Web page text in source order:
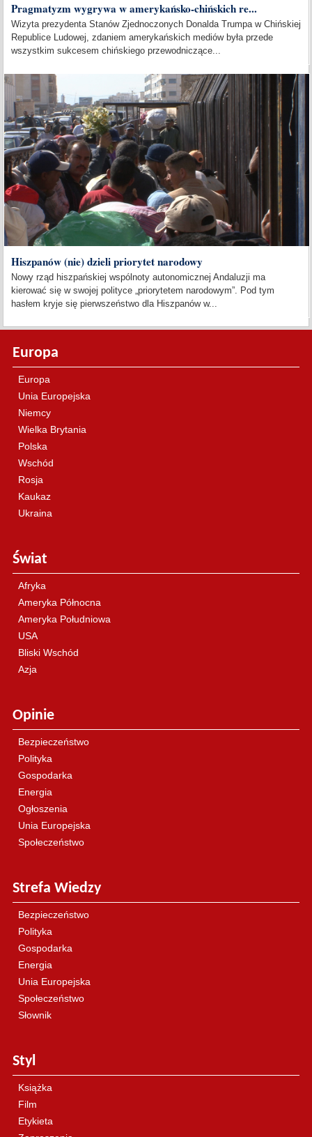
Pragmatyzm wygrywa w amerykańsko-chińskich re...
Wizyta prezydenta Stanów Zjednoczonych Donalda Trumpa w Chińskiej
Republice Ludowej, zdaniem amerykańskich mediów była przede
wszystkim sukcesem chińskiego przewodniczące...
Hiszpanów (nie) dzieli priorytet narodowy
Nowy rząd hiszpańskiej wspólnoty autonomicznej Andaluzji ma
kierować się w swojej polityce „priorytetem narodowym”. Pod tym
hasłem kryje się pierwszeństwo dla Hiszpanów w...
Europa
Europa
Unia Europejska
Niemcy
Wielka Brytania
Polska
Wschód
Rosja
Kaukaz
Ukraina
Świat
Afryka
Ameryka Północna
Ameryka Południowa
USA
Bliski Wschód
Azja
Opinie
Bezpieczeństwo
Polityka
Gospodarka
Energia
Ogłoszenia
Unia Europejska
Społeczeństwo
Strefa Wiedzy
Bezpieczeństwo
Polityka
Gospodarka
Energia
Unia Europejska
Społeczeństwo
Słownik
Styl
Książka
Film
Etykieta